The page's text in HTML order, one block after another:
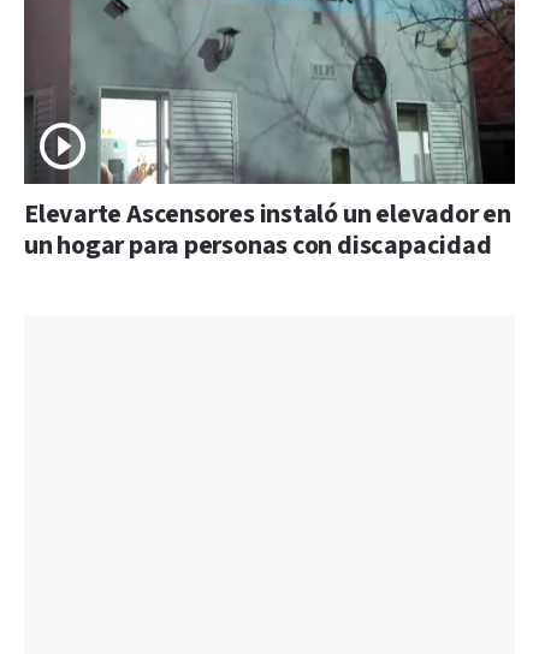
Elevarte Ascensores instaló un elevador en
un hogar para personas con discapacidad